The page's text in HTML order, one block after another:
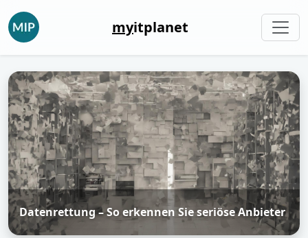
myitplanet
Datenrettung – So erkennen Sie seriöse Anbieter